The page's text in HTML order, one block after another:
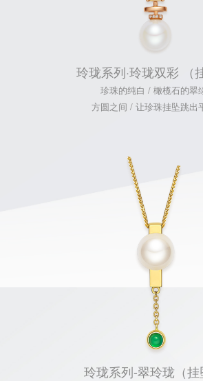
玲珑系列·玲珑双彩 （
珍珠的纯白 / 橄榄石的翠
方圆之间 / 让珍珠挂坠跳出
玲珑系列-翠玲珑（挂